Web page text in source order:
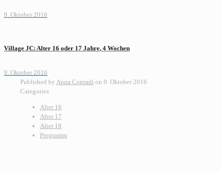
9. Oktober 2016
Village JC: Alter 16 oder 17 Jahre, 4 Wochen
9. Oktober 2016
Published by Anna Conradi on 9. Oktober 2016
Categories
Alter 16
Alter 17
Alter 18
Programm